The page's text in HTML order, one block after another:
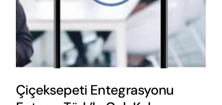
Çiçeksepeti Entegrasyonu